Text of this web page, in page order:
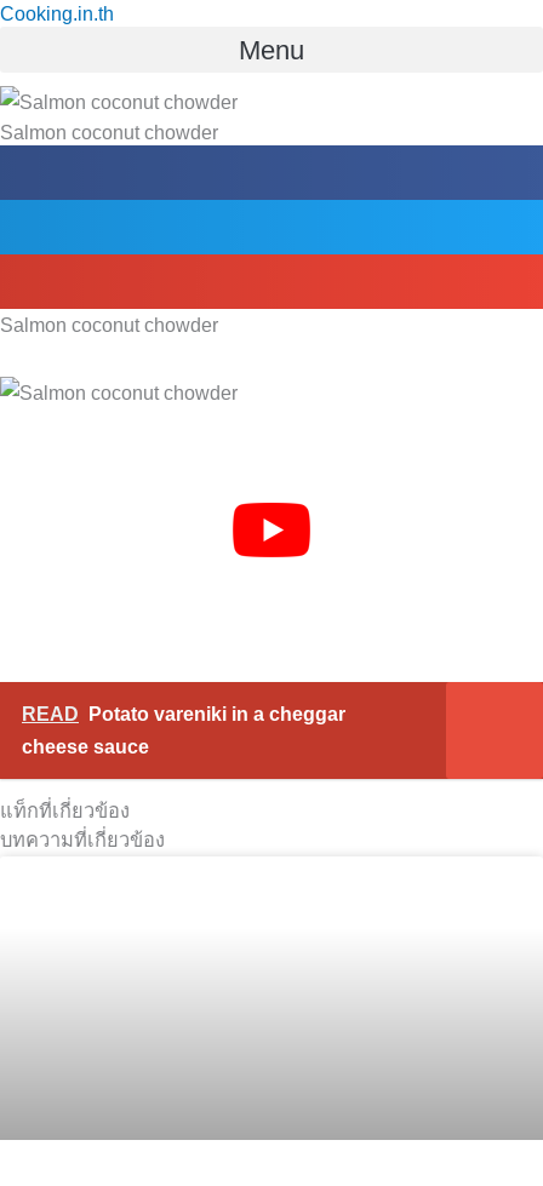
Skip
Cooking.in.th
Menu
Salmon coconut chowder
Salmon coconut chowder
READ
Potato vareniki in a cheggar
cheese sauce
แท็กที่เกี่ยวข้อง
บทความที่เกี่ยวข้อง